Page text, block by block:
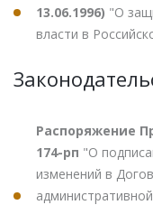
13.06.1996) "О
власти в
Распоряжение
174-рп "О
изменений в